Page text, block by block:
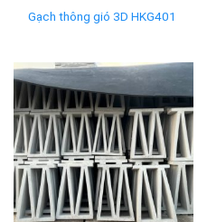
Gạch thông gió 3D HKG401